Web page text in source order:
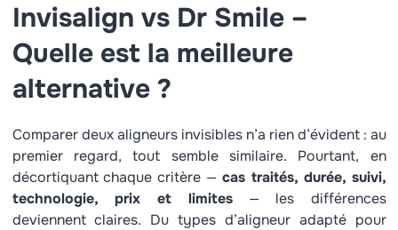
Invisalign vs Dr Smile –
Quelle est la meilleure
alternative ?
Comparer deux aligneurs invisibles n’a rien d’évident : au
premier regard, tout semble similaire. Pourtant, en
décortiquant chaque critère — cas traités, durée, suivi,
technologie, prix et limites — les différences
deviennent claires. Du types d’aligneur adapté pour